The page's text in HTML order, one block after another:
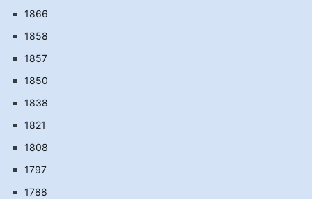
1866
1858
1857
1850
1838
1821
1808
1797
1788